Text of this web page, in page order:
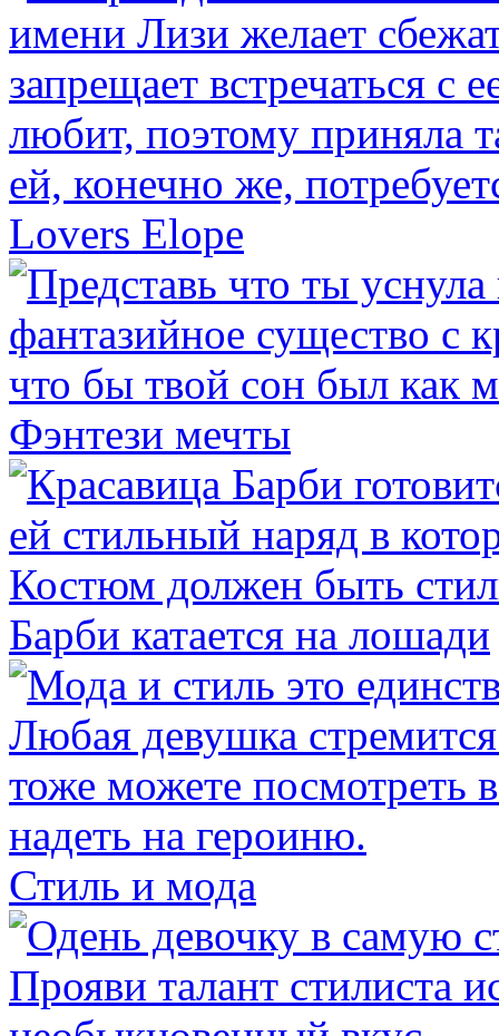
Lovers Elope
Фэнтези мечты
Барби катается на лошади
Стиль и мода